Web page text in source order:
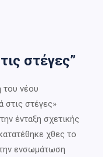
στέγες”
του νέου
στις στέγες»
ένταξη σχετικής
χθες το
ενσωμάτωση